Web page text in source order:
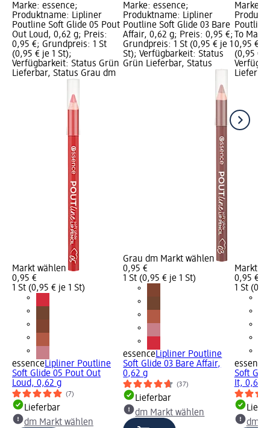
Marke: essence;
Produktname: Lipliner
Poutline Soft Glide 05 Pout
Out Loud, 0,62 g; Preis:
0,95 €; Grundpreis: 1 St
(0,95 € je 1 St);
Verfügbarkeit: Status Grün
Lieferbar, Status Grau dm
Markt wählen
0,95 €
1 St (0,95 € je 1 St)
essenceLipliner Poutline
Soft Glide 05 Pout Out
Loud, 0,62 g
(7)
Lieferbar
dm Markt wählen
Marke: essence;
Produktname: Lipliner
Poutline Soft Glide 03 Bare
Affair, 0,62 g; Preis: 0,95 €;
Grundpreis: 1 St (0,95 € je 1
St); Verfügbarkeit: Status
Grün Lieferbar, Status
Grau dm Markt wählen
0,95 €
1 St (0,95 € je 1 St)
essenceLipliner Poutline
Soft Glide 03 Bare Affair,
0,62 g
(37)
Lieferbar
dm Markt wählen
Marke:
Poutline
To
0,95 €;
(0,95 €
Markt
0,95 €
1 St
essence
Soft
It, 0,62 g
dm